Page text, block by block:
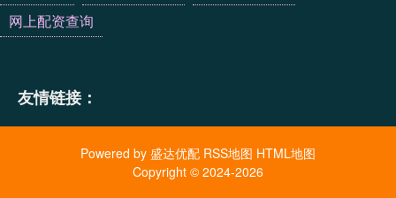
网上配资查询
友情链接：
Powered by 盛达优配 RSS地图 HTML地图
Copyright © 2024-2026